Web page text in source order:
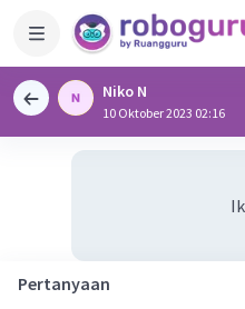
Niko N
10 Oktober 2023 02:16
Pertanyaan